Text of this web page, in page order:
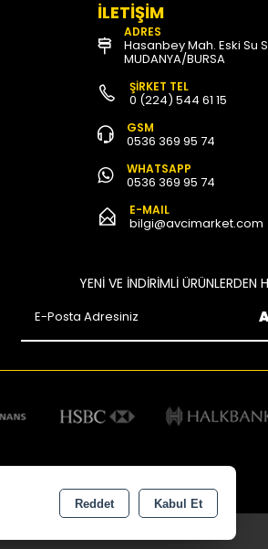
İLETİŞİM
ADRES
Hasanbey Mah. Eski Su
MUDANYA/BURSA
ŞİRKET TEL
0 (224) 544 61 15
GSM
0536 369 95 74
WHATSAPP
0536 369 95 74
E-MAIL
bilgi@avcimarket.com
YENİ VE İNDİRİMLİ ÜRÜNLERDEN
Reddet Kabul Et